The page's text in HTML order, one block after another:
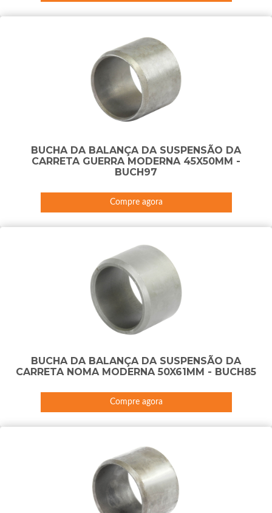
BUCHA DA BALANÇA DA SUSPENSÃO DA
CARRETA GUERRA MODERNA 45X50MM -
BUCH97
Compre agora
BUCHA DA BALANÇA DA SUSPENSÃO DA
CARRETA NOMA MODERNA 50X61MM - BUCH85
Compre agora